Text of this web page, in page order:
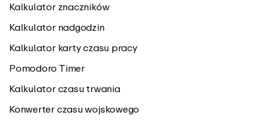
Kalkulator znaczników
Kalkulator nadgodzin
Kalkulator karty czasu pracy
Pomodoro Timer
Kalkulator czasu trwania
Konwerter czasu wojskowego